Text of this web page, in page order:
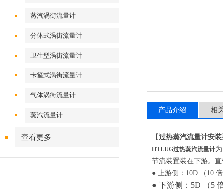
蒸汽涡街流量计
分体式涡街流量计
卫生型涡街流量计
卡箍式涡街流量计
气体涡街流量计
蒸汽流量计
查看更多
产品介绍 相
【过热蒸汽流量计安装
HTLUG过热蒸汽流量计
节流装置装在下游。
● 上游侧：10D （10
● 下游侧：5D （5